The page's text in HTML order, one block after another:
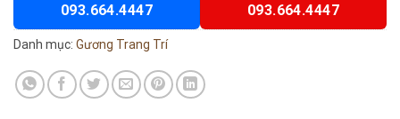
093.664.4447
093.664.4447
Danh mục: Gương Trang Trí